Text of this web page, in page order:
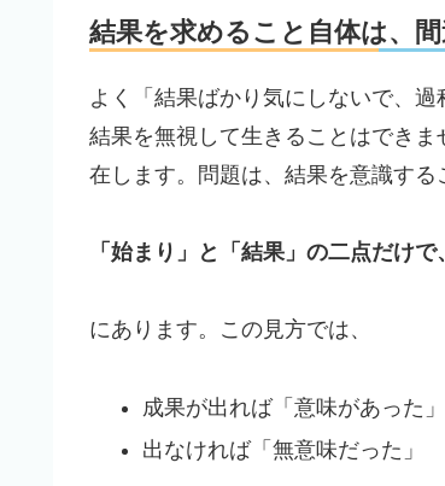
結果を求めること自体は、
よく「結果ばかり気にしないで、
結果を無視して生きることはでき
在します。問題は、結果を意識する
「始まり」と「結果」の二点だけ
にあります。この見方では、
成果が出れば「意味があった」
出なければ「無意味だった」